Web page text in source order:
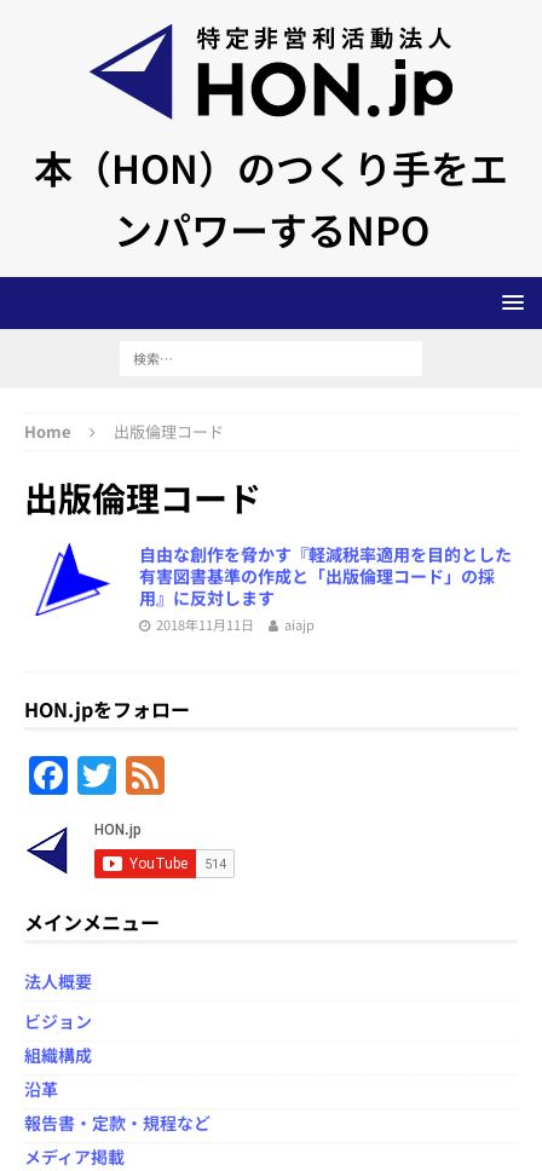
本（HON）のつくり手をエ
ンパワーするNPO
Home 出版倫理コード
出版倫理コード
自由な創作を脅かす『軽減税率適用を目的とした
有害図書基準の作成と「出版倫理コード」の採
用』に反対します
2018年11月11日 aiajp
HON.jpをフォロー
F
b
o
o
k
T
w
itt
er
e
d
メインメニュー
法人概要
ビジョン
組織構成
沿革
報告書・定款・規程など
メディア掲載